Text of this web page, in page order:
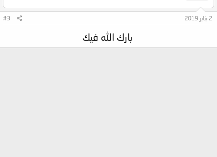
2 يناير 2019 #3
بارك الله فيك